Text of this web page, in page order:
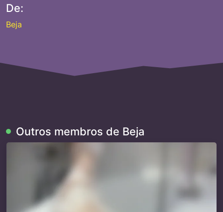
De:
Beja
Outros membros de Beja